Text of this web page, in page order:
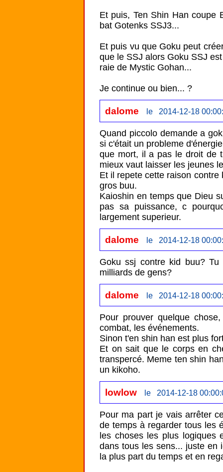
Et puis, Ten Shin Han coupe
bat Gotenks SSJ3...
Et puis vu que Goku peut
que le SSJ alors Goku SSJ
raie de Mystic Gohan...
Je continue ou bien... ?
dalome le 2014-12-18
Quand piccolo demande a
si c'était un probleme
que mort, il a pas le droit de
mieux vaut laisser les jeunes
Et il repete cette raison
gros buu.
Kaioshin en temps que Dieu
pas sa puissance, c
largement superieur.
dalome le 2014-12-18
Goku ssj contre kid buu?
milliards de gens?
dalome le 2014-12-18
Pour prouver quelque
combat, les événements.
Sinon t'en shin han est plus
Et on sait que le corps en
transpercé. Meme ten shin
un kikoho.
lowlow le 2014-12-18
Pour ma part je vais arrêter
de temps à regarder tous les
les choses les plus logiques
dans tous les sens... juste en
la plus part du temps et en